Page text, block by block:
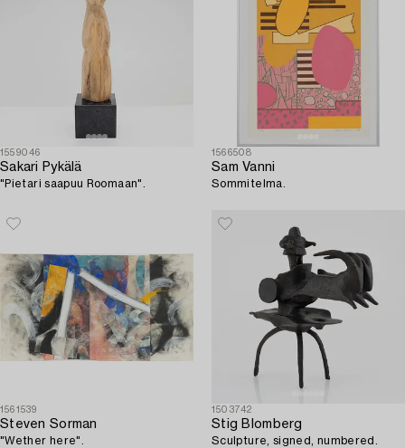
1559046
Sakari Pykälä
"Pietari saapuu Roomaan".
1566508
Sam Vanni
Sommitelma.
1561539
Steven Sorman
"Wether here".
1503742
Stig Blomberg
Sculpture, signed, numbered.